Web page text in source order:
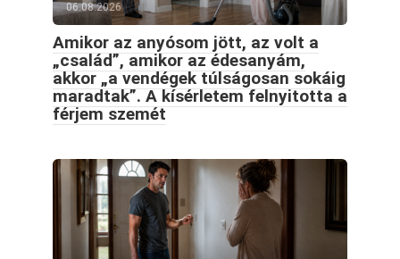
06.08.2026
Amikor az anyósom jött, az volt a
„család”, amikor az édesanyám,
akkor „a vendégek túlságosan sokáig
maradtak”. A kísérletem felnyitotta a
férjem szemét